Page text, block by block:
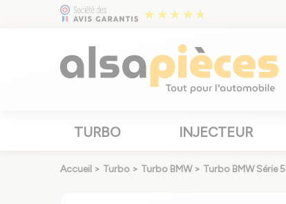
TURBO INJECTEUR
Accueil > Turbo > Turbo BMW > Turbo BMW Série 5